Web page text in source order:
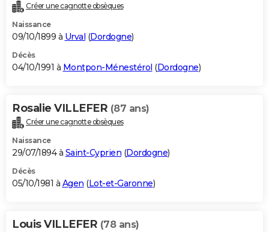
Créer une cagnotte obsèques
Naissance
09/10/1899 à Urval (Dordogne)
Décès
04/10/1991 à Montpon-Ménestérol (Dordogne)
Rosalie VILLEFER (87 ans)
Créer une cagnotte obsèques
Naissance
29/07/1894 à Saint-Cyprien (Dordogne)
Décès
05/10/1981 à Agen (Lot-et-Garonne)
Louis VILLEFER (78 ans)